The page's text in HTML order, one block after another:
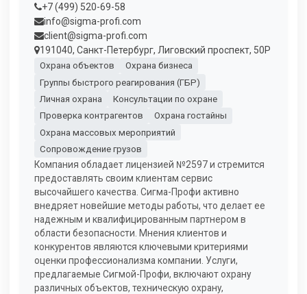
+7 (499) 520-69-58
info@sigma-profi.com
client@sigma-profi.com
191040, Санкт-Петербург, Лиговский проспект, 50Р
Охрана объектов
Охрана бизнеса
Группы быстрого реагирования (ГБР)
Личная охрана
Консультации по охране
Проверка контрагентов
Охрана гостайны
Охрана массовых мероприятий
Сопровождение грузов
Компания обладает лицензией №2597 и стремится
предоставлять своим клиентам сервис
высочайшего качества. Сигма-Профи активно
внедряет новейшие методы работы, что делает ее
надежным и квалифицированным партнером в
области безопасности. Мнения клиентов и
конкурентов являются ключевыми критериями
оценки профессионализма компании. Услуги,
предлагаемые Сигмой-Профи, включают охрану
различных объектов, техническую охрану,